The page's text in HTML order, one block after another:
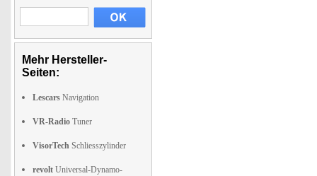
Mehr Hersteller-
Seiten:
Lescars Navigation
VR-Radio Tuner
VisorTech Schliesszylinder
revolt Universal-Dynamo-